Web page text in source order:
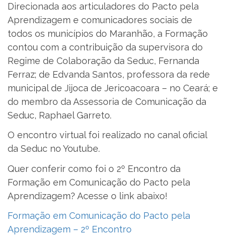
Direcionada aos articuladores do Pacto pela
Aprendizagem e comunicadores sociais de
todos os municípios do Maranhão, a Formação
contou com a contribuição da supervisora do
Regime de Colaboração da Seduc, Fernanda
Ferraz; de Edvanda Santos, professora da rede
municipal de Jijoca de Jericoacoara – no Ceará; e
do membro da Assessoria de Comunicação da
Seduc, Raphael Garreto.
O encontro virtual foi realizado no canal oficial
da Seduc no Youtube.
Quer conferir como foi o 2º Encontro da
Formação em Comunicação do Pacto pela
Aprendizagem? Acesse o link abaixo!
Formação em Comunicação do Pacto pela
Aprendizagem – 2º Encontro